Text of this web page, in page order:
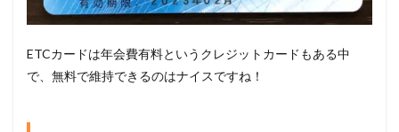
ETCカードは年会費有料というクレジットカードもある中
で、無料で維持できるのはナイスですね！